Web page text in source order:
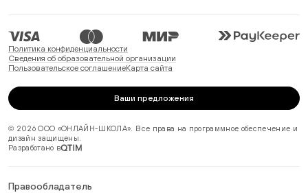
Политика конфиденциальности
Сведения об образовательной организации
Пользовательское соглашениеКарта сайта
Ваши предложения
© 2026 ООО «ОНЛАЙН-ШКОЛА». Все права на программное обеспечение и
дизайн защищены.
Разработано в
Правообладатель